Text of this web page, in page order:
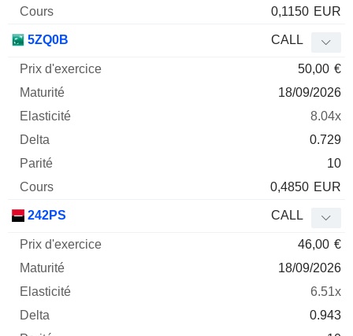
0,1150 EUR
5ZQ0B CALL
50,00 €
18/09/2026
8.04x
0.729
10
0,4850 EUR
242PS CALL
46,00 €
18/09/2026
6.51x
0.943